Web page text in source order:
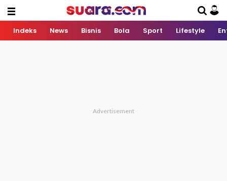
Indeks News Bisnis Bola Sport Lifestyle